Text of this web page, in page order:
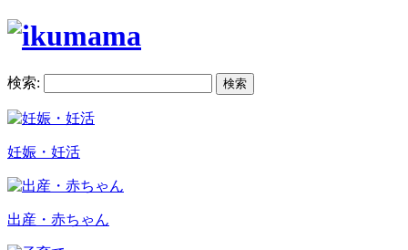
検索:
妊娠・妊活
出産・赤ちゃん